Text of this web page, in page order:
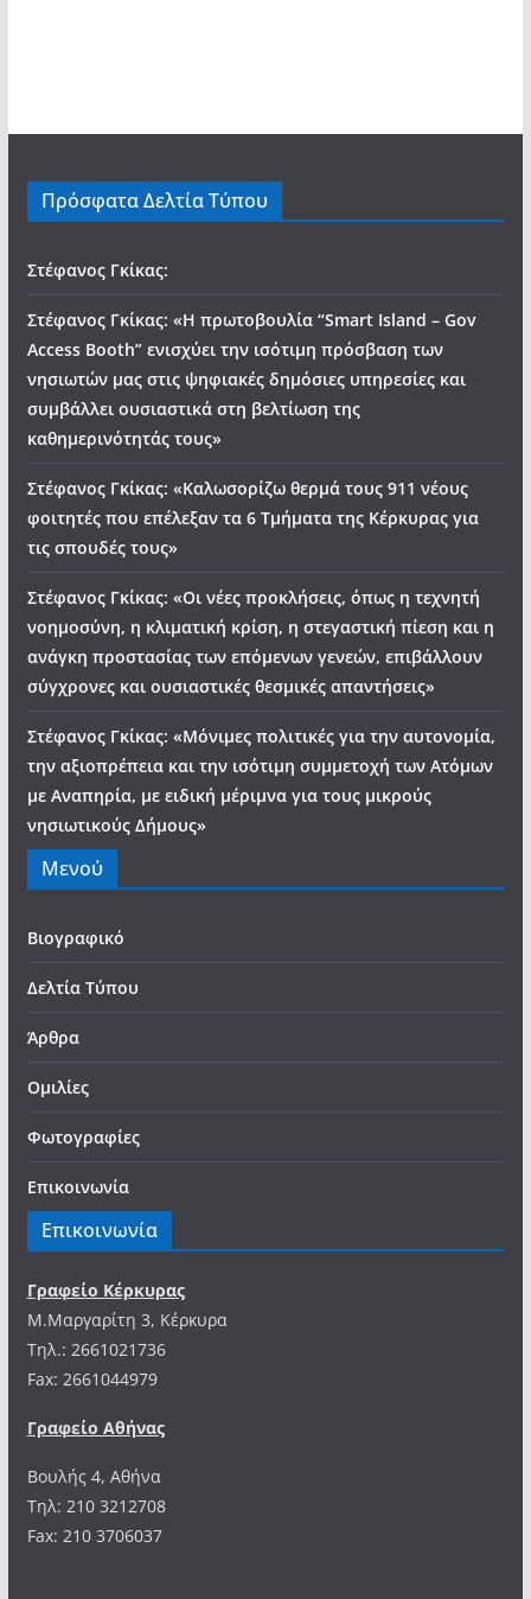
Πρόσφατα Δελτία Τύπου
Στέφανος Γκίκας:
Στέφανος Γκίκας: «Η πρωτοβουλία “Smart Island – Gov
Access Booth” ενισχύει την ισότιμη πρόσβαση των
νησιωτών μας στις ψηφιακές δημόσιες υπηρεσίες και
συμβάλλει ουσιαστικά στη βελτίωση της
καθημερινότητάς τους»
Στέφανος Γκίκας: «Καλωσορίζω θερμά τους 911 νέους
φοιτητές που επέλεξαν τα 6 Τμήματα της Κέρκυρας για
τις σπουδές τους»
Στέφανος Γκίκας: «Οι νέες προκλήσεις, όπως η τεχνητή
νοημοσύνη, η κλιματική κρίση, η στεγαστική πίεση και η
ανάγκη προστασίας των επόμενων γενεών, επιβάλλουν
σύγχρονες και ουσιαστικές θεσμικές απαντήσεις»
Στέφανος Γκίκας: «Μόνιμες πολιτικές για την αυτονομία,
την αξιοπρέπεια και την ισότιμη συμμετοχή των Ατόμων
με Αναπηρία, με ειδική μέριμνα για τους μικρούς
νησιωτικούς Δήμους»
Μενού
Βιογραφικό
Δελτία Τύπου
Άρθρα
Ομιλίες
Φωτογραφίες
Επικοινωνία
Επικοινωνία
Γραφείο Κέρκυρας
Μ.Μαργαρίτη 3, Κέρκυρα
Tηλ.: 2661021736
Fax: 2661044979
Γραφείο Αθήνας
Βουλής 4, Αθήνα
Τηλ: 210 3212708
Fax: 210 3706037